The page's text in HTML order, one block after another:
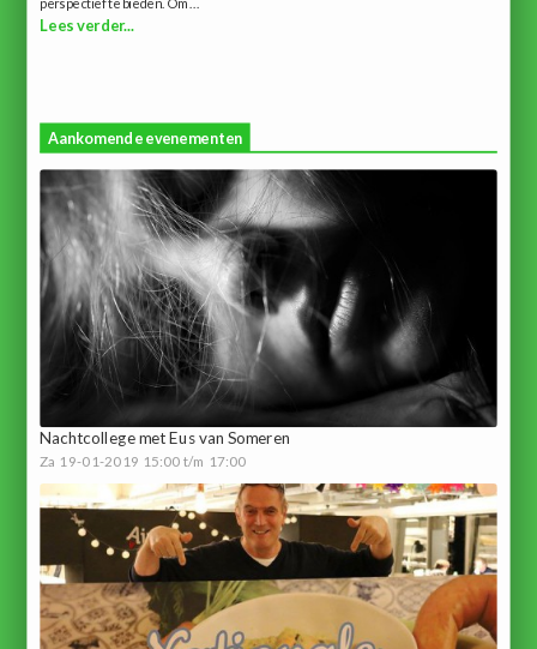
perspectief te bieden. Om...
Lees verder...
Aankomende evenementen
Nachtcollege met Eus van Someren
Za 19-01-2019 15:00 t/m 17:00